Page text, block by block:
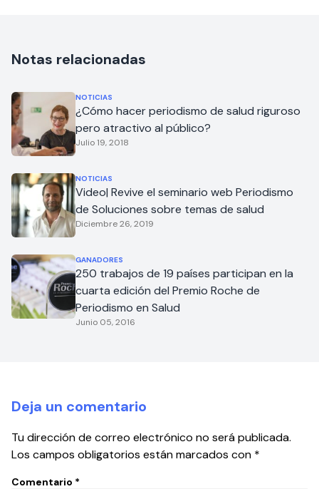
Notas relacionadas
NOTICIAS
¿Cómo hacer periodismo de salud riguroso
pero atractivo al público?
Julio 19, 2018
NOTICIAS
Video| Revive el seminario web Periodismo
de Soluciones sobre temas de salud
Diciembre 26, 2019
GANADORES
250 trabajos de 19 países participan en la
cuarta edición del Premio Roche de
Periodismo en Salud
Junio 05, 2016
Deja un comentario
Tu dirección de correo electrónico no será publicada.
Los campos obligatorios están marcados con *
Comentario *